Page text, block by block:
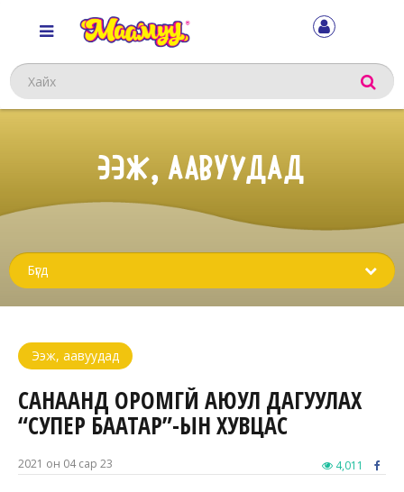
Хайх
ЭЭЖ, ААВУУДАД
Ээж, аавуудад
САНААНД ОРОМГҮЙ АЮУЛ ДАГУУЛАХ
“СУПЕР БААТАР”-ЫН ХУВЦАС
2021 он 04 сар 23 4,011